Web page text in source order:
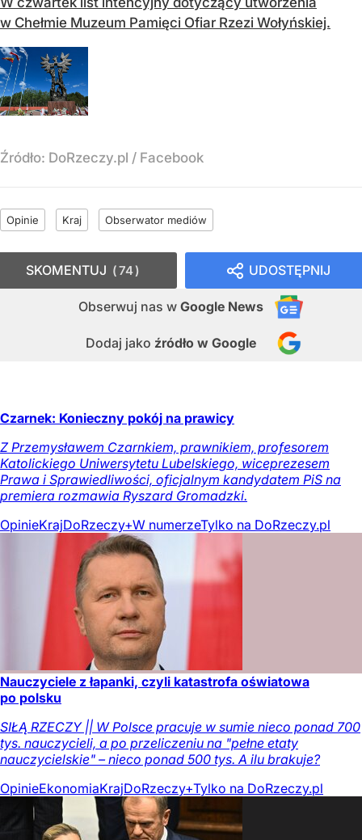
w Chełmie Muzeum Pamięci Ofiar Rzezi Wołyńskiej.
Źródło: DoRzeczy.pl / Facebook
Opinie Kraj Obserwator mediów
UDOSTĘPNIJ
Obserwuj nas w Google News
Dodaj jako źródło w Google
SKOMENTUJ 74
Czarnek: Konieczny pokój na prawicy
Z Przemysławem Czarnkiem, prawnikiem, profesorem
Katolickiego Uniwersytetu Lubelskiego, wiceprezesem
Prawa i Sprawiedliwości, oficjalnym kandydatem PiS na
premiera rozmawia Ryszard Gromadzki.
OpinieKrajDoRzeczy+W numerzeTylko na DoRzeczy.pl
Nauczyciele z łapanki, czyli katastrofa oświatowa
po polsku
SIŁĄ RZECZY || W Polsce pracuje w sumie nieco ponad 700
tys. nauczycieli, a po przeliczeniu na "pełne etaty
nauczycielskie" – nieco ponad 500 tys. A ilu brakuje?
OpinieEkonomiaKrajDoRzeczy+Tylko na DoRzeczy.pl